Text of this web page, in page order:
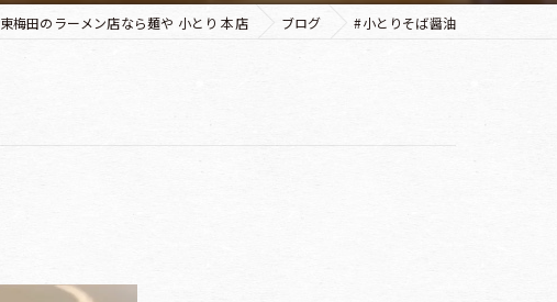
東梅田のラーメン店なら麺や 小とり 本店 ブログ #小とりそば醤油